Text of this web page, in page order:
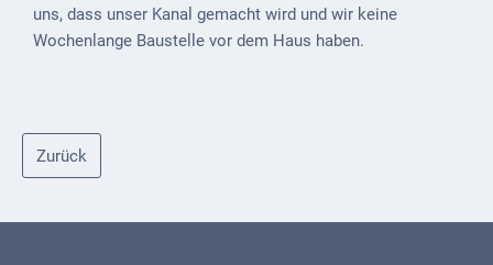
uns, dass unser Kanal gemacht wird und wir keine
Wochenlange Baustelle vor dem Haus haben.
Zurück